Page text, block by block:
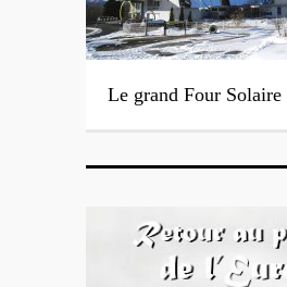
Le grand Four Solaire